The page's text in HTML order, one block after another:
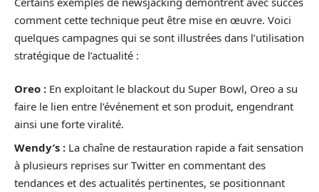
comment cette technique peut être mise en œuvre. Voici
quelques campagnes qui se sont illustrées dans l’utilisation
stratégique de l’actualité :
Oreo : En exploitant le blackout du Super Bowl, Oreo a su
faire le lien entre l’événement et son produit, engendrant
ainsi une forte viralité.
Wendy’s : La chaîne de restauration rapide a fait sensation
à plusieurs reprises sur Twitter en commentant des
tendances et des actualités pertinentes, se positionnant